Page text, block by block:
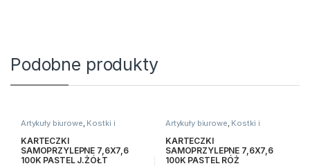
Podobne produkty
Artykuły biurowe, Kostki i
KARTECZKI
SAMOPRZYLEPNE 7,6X7,6
100K PASTEL J.ŻÓŁT
Artykuły biurowe, Kostki i
KARTECZKI
SAMOPRZYLEPNE 7,6X7,6
100K PASTEL RÓŻ